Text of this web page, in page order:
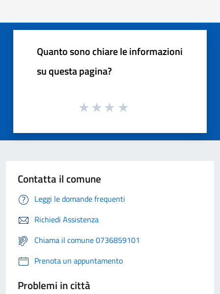
Quanto sono chiare le informazioni
su questa pagina?
Contatta il comune
Leggi le domande frequenti
Richiedi Assistenza
Chiama il comune 0736859101
Prenota un appuntamento
Problemi in città